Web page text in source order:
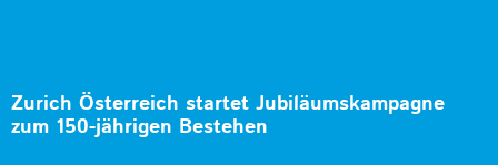
Zurich Österreich startet Jubiläumskampagne
zum 150-jährigen Bestehen